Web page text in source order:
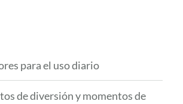
para el uso diario
de diversión y momentos de